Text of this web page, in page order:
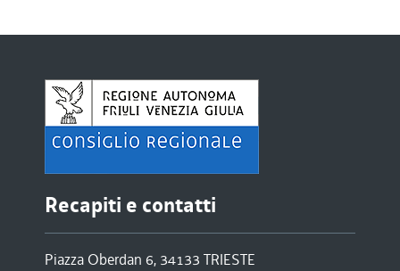
Recapiti e contatti
Piazza Oberdan 6, 34133 TRIESTE